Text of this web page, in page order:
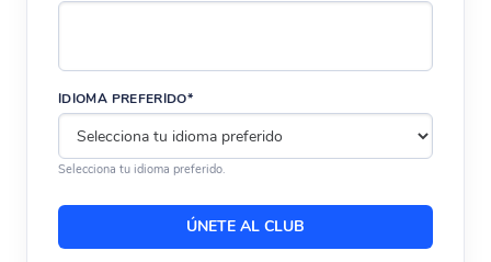
IDIOMA PREFERIDO*
Selecciona tu idioma preferido.